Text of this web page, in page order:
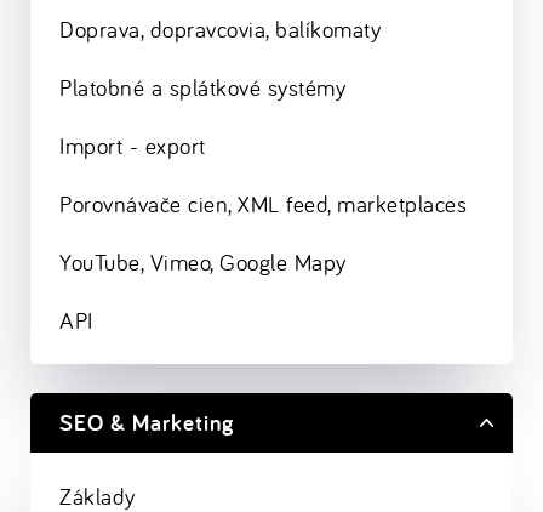
Doprava, dopravcovia, balíkomaty
Platobné a splátkové systémy
Import - export
Porovnávače cien, XML feed, marketplaces
YouTube, Vimeo, Google Mapy
API
SEO & Marketing
Základy